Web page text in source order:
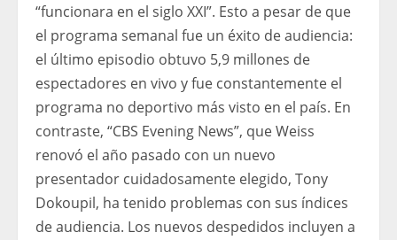
“funcionara en el siglo XXI”. Esto a pesar de que
el programa semanal fue un éxito de audiencia:
el último episodio obtuvo 5,9 millones de
espectadores en vivo y fue constantemente el
programa no deportivo más visto en el país. En
contraste, “CBS Evening News”, que Weiss
renovó el año pasado con un nuevo
presentador cuidadosamente elegido, Tony
Dokoupil, ha tenido problemas con sus índices
de audiencia. Los nuevos despedidos incluyen a